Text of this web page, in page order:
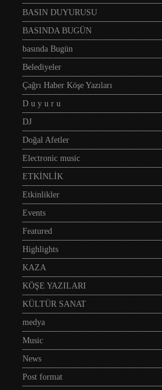
BASIN DUYURUSU
BASINDA BUGÜN
basında Bugün
Belediyeler
Çağrı Haber Köşe Yazıları
D u y u r u
DJ
Doğal Afetler
Electronic music
ETKİNLİK
Etkinlikler
Events
Featured
Highlights
KAZA
KÖŞE YAZILARI
KÜLTÜR SANAT
medya
Music
News
Post format